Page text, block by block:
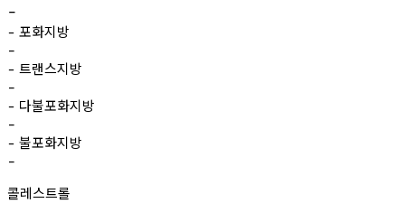
-
- 포화지방
-
- 트랜스지방
-
- 다불포화지방
-
- 불포화지방
-
콜레스트롤